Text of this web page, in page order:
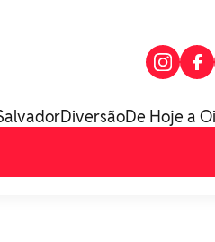
DiversãoDe Hoje a